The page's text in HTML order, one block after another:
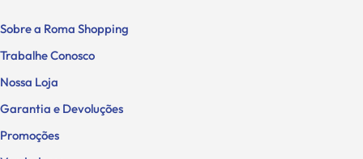
Sobre a Roma Shopping
Trabalhe Conosco
Nossa Loja
Garantia e Devoluções
Promoções